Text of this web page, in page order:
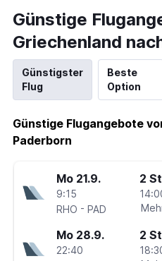
Günstige
Griechenland
Günstigster
Flug
Beste
Option
Günstige Flugangebote
Paderborn
Mo 21.9.
9:15
RHO - PAD
2
Mo 28.9.
22:40
2